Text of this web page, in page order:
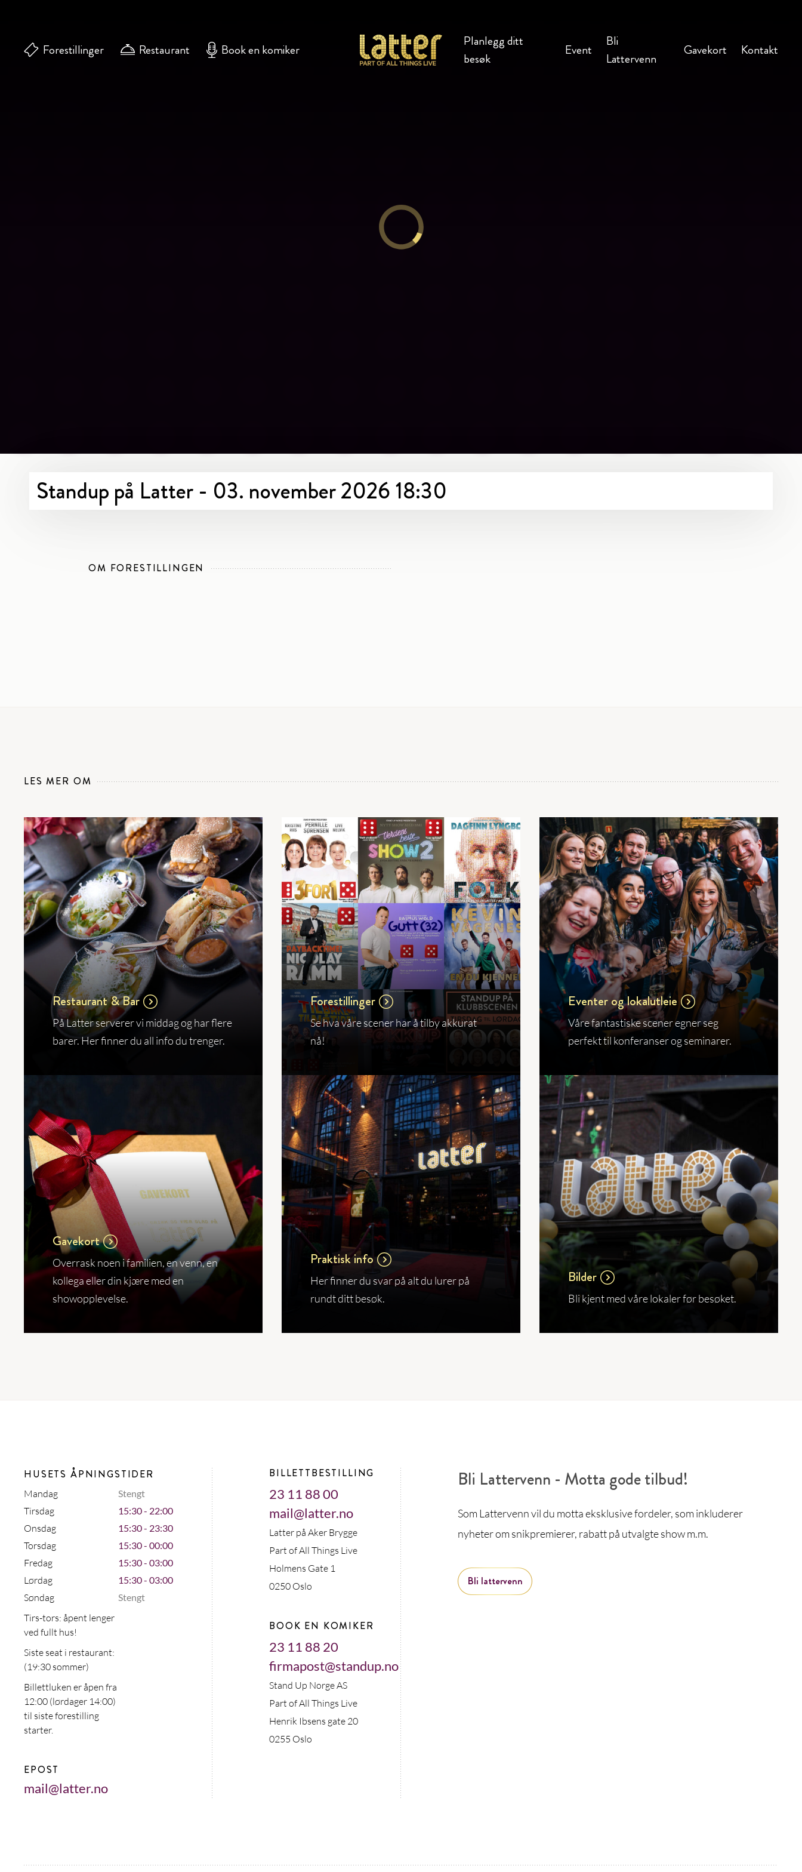
Forestillinger Restaurant Book en komiker
Planlegg ditt
besøk
Event
Bli
Lattervenn
Gavekort Kontakt
Standup på Latter - 03. november 2026 18:30
OM FORESTILLINGEN
LES MER OM
Restaurant & Bar
På Latter serverer vi middag og har flere
barer. Her finner du all info du trenger.
Forestillinger
Se hva våre scener har å tilby akkurat
nå!
Eventer og lokalutleie
Våre fantastiske scener egner seg
perfekt til konferanser og seminarer.
Gavekort
Overrask noen i familien, en venn, en
kollega eller din kjære med en
showopplevelse.
Praktisk info
Her finner du svar på alt du lurer på
rundt ditt besøk.
Bilder
Bli kjent med våre lokaler før besøket.
HUSETS ÅPNINGSTIDER
Mandag Stengt
Tirsdag 15:30 - 22:00
Onsdag 15:30 - 23:30
Torsdag 15:30 - 00:00
Fredag 15:30 - 03:00
Lørdag 15:30 - 03:00
Søndag Stengt
Tirs-tors: åpent lenger
ved fullt hus!
Siste seat i restaurant:
(19:30 sommer)
Billettluken er åpen fra
12:00 (lørdager 14:00)
til siste forestilling
starter.
EPOST
mail@latter.no
BILLETTBESTILLING
23 11 88 00
mail@latter.no
Latter på Aker Brygge
Part of All Things Live
Holmens Gate 1
0250 Oslo
BOOK EN KOMIKER
23 11 88 20
firmapost@standup.no
Stand Up Norge AS
Part of All Things Live
Henrik Ibsens gate 20
0255 Oslo
Bli Lattervenn - Motta gode tilbud!
Som Lattervenn vil du motta eksklusive fordeler, som inkluderer
nyheter om snikpremierer, rabatt på utvalgte show m.m.
Bli lattervenn